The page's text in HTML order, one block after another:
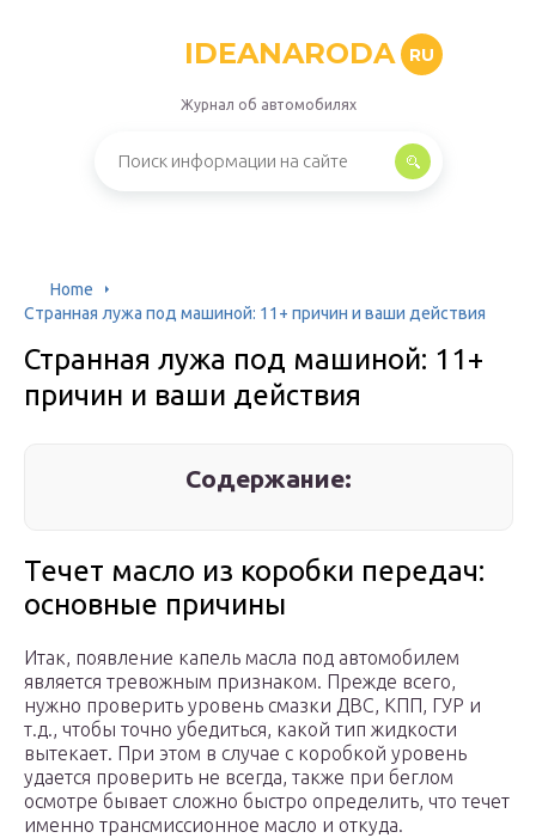
IDEANARODA RU
Журнал об автомобилях
Home
Странная лужа под машиной: 11+ причин и ваши действия
Странная лужа под машиной: 11+
причин и ваши действия
Содержание:
Течет масло из коробки передач:
основные причины
Итак, появление капель масла под автомобилем
является тревожным признаком. Прежде всего,
нужно проверить уровень смазки ДВС, КПП, ГУР и
т.д., чтобы точно убедиться, какой тип жидкости
вытекает. При этом в случае с коробкой уровень
удается проверить не всегда, также при беглом
осмотре бывает сложно быстро определить, что течет
именно трансмиссионное масло и откуда.